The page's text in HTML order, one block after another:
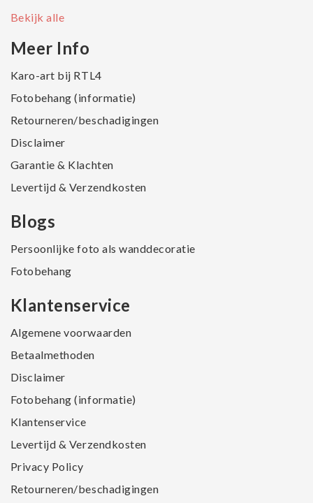
Bekijk alle
Meer Info
Karo-art bij RTL4
Fotobehang (informatie)
Retourneren/beschadigingen
Disclaimer
Garantie & Klachten
Levertijd & Verzendkosten
Blogs
Persoonlijke foto als wanddecoratie
Fotobehang
Klantenservice
Algemene voorwaarden
Betaalmethoden
Disclaimer
Fotobehang (informatie)
Klantenservice
Levertijd & Verzendkosten
Privacy Policy
Retourneren/beschadigingen